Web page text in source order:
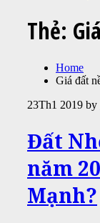
Thẻ:
Home
Giá đất
23Th1 2019 by
Đất
năm
Mạnh?